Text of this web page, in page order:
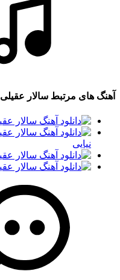
آهنگ های مرتبط سالار عقیلی
نیایی